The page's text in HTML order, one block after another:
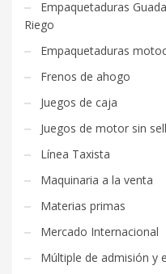
Empaquetaduras
Riego
Empaquetaduras
Frenos de ahogo
Juegos de caja
Juegos de motor sin
Línea Taxista
Maquinaria a la venta
Materias primas
Mercado Internacional
Múltiple de admisión y